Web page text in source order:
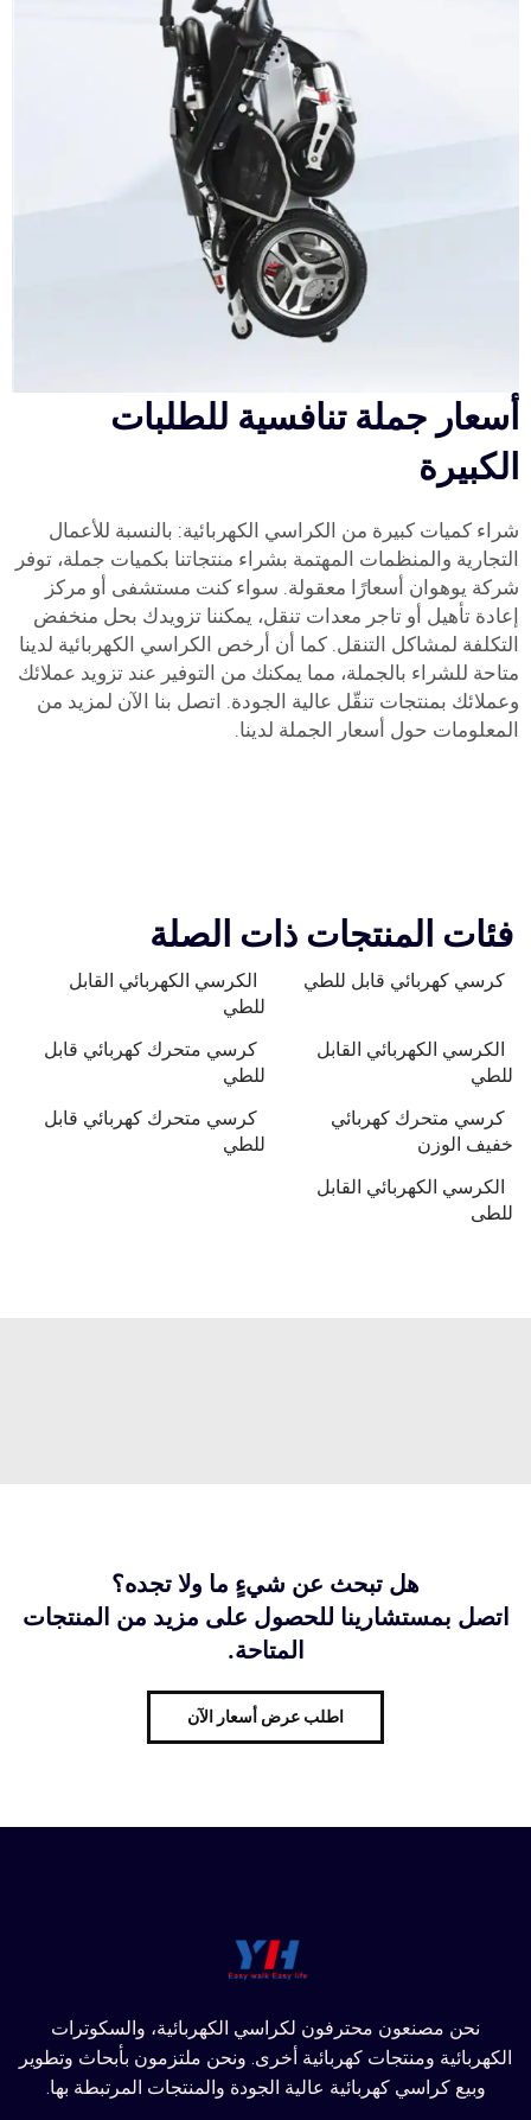
أسعار جملة تنافسية للطلبات
الكبيرة
شراء كميات كبيرة من الكراسي الكهربائية: بالنسبة للأعمال
التجارية والمنظمات المهتمة بشراء منتجاتنا بكميات جملة، توفر
شركة يوهوان أسعارًا معقولة. سواء كنت مستشفى أو مركز
إعادة تأهيل أو تاجر معدات تنقل، يمكننا تزويدك بحل منخفض
التكلفة لمشاكل التنقل. كما أن أرخص الكراسي الكهربائية لدينا
متاحة للشراء بالجملة، مما يمكنك من التوفير عند تزويد عملائك
وعملائك بمنتجات تنقّل عالية الجودة. اتصل بنا الآن لمزيد من
المعلومات حول أسعار الجملة لدينا.
فئات المنتجات ذات الصلة
كرسي كهربائي قابل للطي
الكرسي الكهربائي القابل
للطي
الكرسي الكهربائي القابل
للطي
كرسي متحرك كهربائي قابل
للطي
كرسي متحرك كهربائي
خفيف الوزن
كرسي متحرك كهربائي قابل
للطي
الكرسي الكهربائي القابل
للطى
هل تبحث عن شيءٍ ما ولا تجده؟
اتصل بمستشارينا للحصول على مزيد من المنتجات
المتاحة.
اطلب عرض أسعار الآن
نحن مصنعون محترفون لكراسي الكهربائية، والسكوترات
الكهربائية ومنتجات كهربائية أخرى. ونحن ملتزمون بأبحاث وتطوير
وبيع كراسي كهربائية عالية الجودة والمنتجات المرتبطة بها.